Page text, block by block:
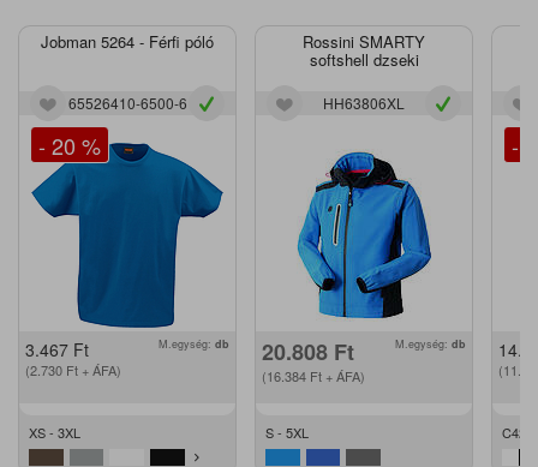
Jobman 5264 - Férfi póló
65526410-6500-6
- 20 %
3.467 Ft
(2.730 Ft + ÁFA)
M.egység: db
XS - 3XL
Rossini SMARTY
softshell dzseki
HH63806XL
20.808 Ft
(16.384 Ft + ÁFA)
M.egység: db
S - 5XL
-
C42 -